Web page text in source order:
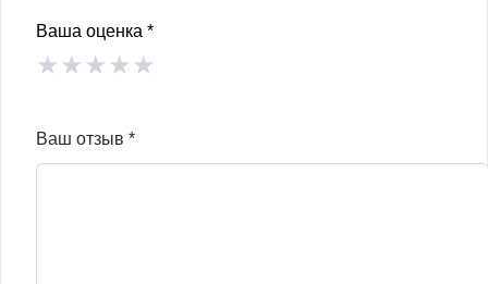
Ваша оценка *
★★★★★
Ваш отзыв *